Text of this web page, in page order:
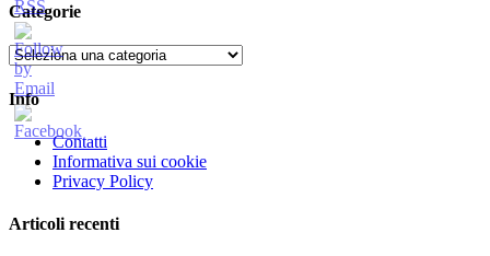
Categorie
Categorie
Info
Contatti
Informativa sui cookie
Privacy Policy
Articoli recenti